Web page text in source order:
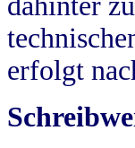
erfolgt